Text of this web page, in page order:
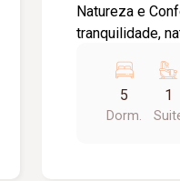
Natureza e Conforto! Se
tranquilidade,
incríveis com
oportunidade perfeita!
da Propriedade: Terreno com 5.000
5
Dorm.
1